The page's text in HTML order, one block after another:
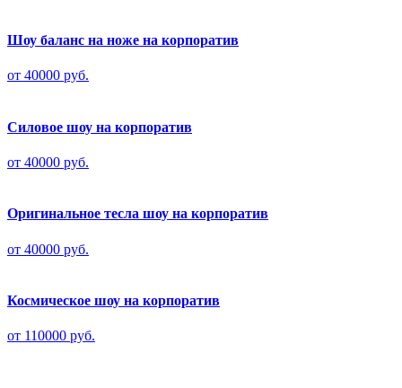
Шоу баланс на ноже на корпоратив
от 40000 руб.
Силовое шоу на корпоратив
от 40000 руб.
Оригинальное тесла шоу на корпоратив
от 40000 руб.
Космическое шоу на корпоратив
от 110000 руб.